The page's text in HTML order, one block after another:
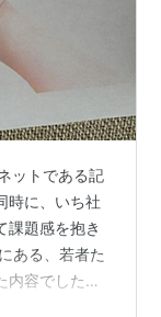
ットである記
時に、いち社
課題感を抱き
ある、若者た
内容でした。